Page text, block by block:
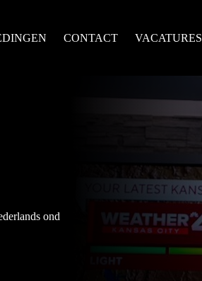
CONTACT VACATURES
ond